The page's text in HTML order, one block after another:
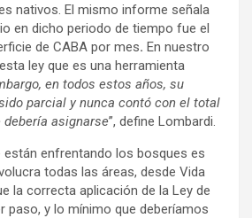
nativos. El mismo informe señala
en dicho periodo de tiempo fue el
de CABA por mes. En nuestro
ley que es una herramienta
en todos estos años, su
parcial y nunca contó con el total
asignarse”, define Lombardi.
están enfrentando los bosques es
todas las áreas, desde Vida
la correcta aplicación de la Ley de
paso, y lo mínimo que deberíamos